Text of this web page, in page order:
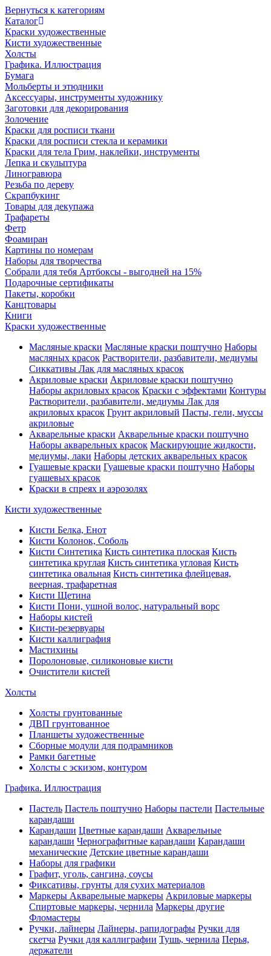
Вернуться к категориям
Каталог
Краски художественные
Кисти художественные
Холсты
Графика. Иллюстрация
Бумага
Мольберты и этюдники
Аксессуары, инструменты художнику
Заготовки для декорирования
Золочение
Краски для росписи ткани
Краски для росписи стекла и керамики
Краски для тела Грим, наклейки, инструменты
Лепка и скульптура
Линогравюра
Резьба по дереву
Скрапбукинг
Товары для декупажа
Трафареты
Фетр
Фоамиран
Картины по номерам
Наборы для творчества
Собрали для тебя Артбоксы - выгодней на 15%
Подарочные сертификаты
Пакеты, коробки
Канцтовары
Книги
Краски художественные
Масляные краски Масляные краски поштучно Наборы
масляных красок Растворители, разбавители, медиумы
Сиккативы Лак для масляных красок
Акриловые краски Акриловые краски поштучно
Наборы акриловых красок Краски с эффектами Контуры
Растворители, разбавители, медиумы Лак для
акриловых красок Грунт акриловый Пасты, гели, муссы
акриловые
Акварельные краски Акварельные краски поштучно
Наборы акварельных красок Маскирующие жидкости,
медиумы, лаки Наборы детских акварельных красок
Гуашевые краски Гуашевые краски поштучно Наборы
гуашевых красок
Краски в спреях и аэрозолях
Кисти художественные
Кисти Белка, Енот
Кисти Колонок, Соболь
Кисти Синтетика Кисть синтетика плоская Кисть
синтетика круглая Кисть синтетика угловая Кисть
синтетика овальная Кисть синтетика флейцевая,
веерная, трафаретная
Кисти Щетина
Кисти Пони, ушной волос, натуральный ворс
Наборы кистей
Кисти-резервуары
Кисти каллиграфия
Мастихины
Поролоновые, силиконовые кисти
Очистители кистей
Холсты
Холсты грунтованные
ДВП грунтованное
Планшеты художественные
Сборные модули для подрамников
Рамки багетные
Холсты c эскизом, контуром
Графика. Иллюстрация
Пастель Пастель поштучно Наборы пастели Пастельные
карандаши
Карандаши Цветные карандаши Акварельные
карандаши Чернографитные карандаши Карандаши
механические Детские цветные карандаши
Наборы для графики
Графит, уголь, сангина, соусы
Фиксативы, грунты для сухих материалов
Маркеры Акварельные маркеры Акриловые маркеры
Спиртовые маркеры, чернила Маркеры другие
Фломастеры
Ручки, лайнеры Лайнеры, рапидографы Ручки для
скетча Ручки для каллиграфии Тушь, чернила Перья,
держатели